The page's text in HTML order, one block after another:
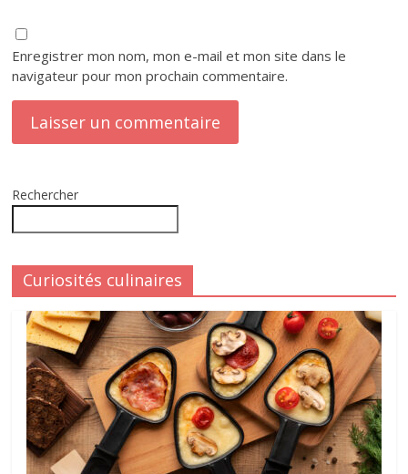
Enregistrer mon nom, mon e-mail et mon site dans le
navigateur pour mon prochain commentaire.
Rechercher
Curiosités culinaires